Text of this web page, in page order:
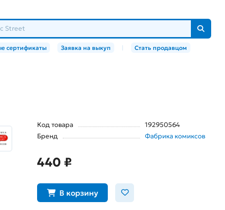
сертификаты Заявка на выкуп Стать продавцом
Код товара
192950564
Бренд
Фабрика комиксов
440 ₽
В корзину